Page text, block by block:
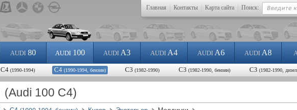
Главная Контакты Карта сайта Поиск:
AUDI80 AUDI100 AUDI A3 AUDI A4 AUDI A6 AUDI A8
С4 (1990-1994) С4 (1990-1994, бензин) С3 (1982-1990) С3 (1982-1990, бензин) С3 (1982-1990,
(Audi 100 C4)